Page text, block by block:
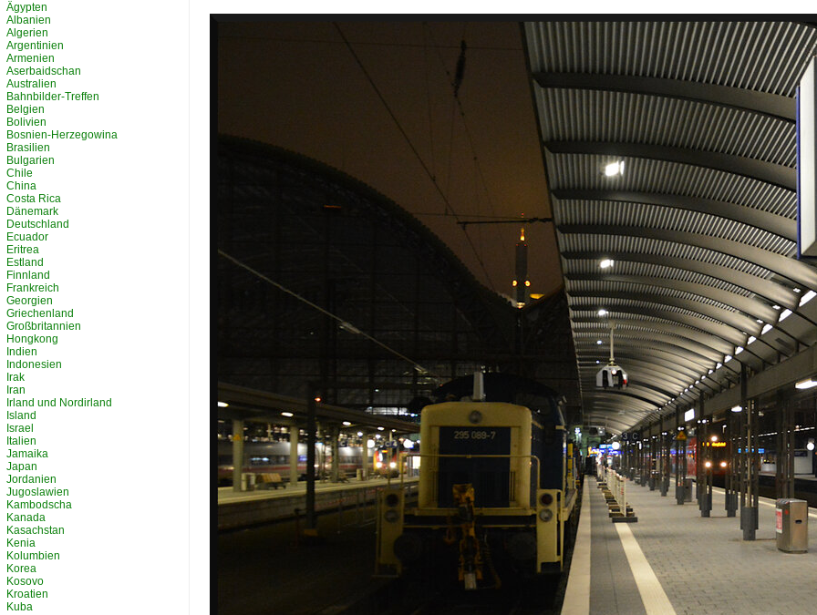
Ägypten
Albanien
Algerien
Argentinien
Armenien
Aserbaidschan
Australien
Bahnbilder-Treffen
Belgien
Bolivien
Bosnien-Herzegowina
Brasilien
Bulgarien
Chile
China
Costa Rica
Dänemark
Deutschland
Ecuador
Eritrea
Estland
Finnland
Frankreich
Georgien
Griechenland
Großbritannien
Hongkong
Indien
Indonesien
Irak
Iran
Irland und Nordirland
Island
Israel
Italien
Jamaika
Japan
Jordanien
Jugoslawien
Kambodscha
Kanada
Kasachstan
Kenia
Kolumbien
Korea
Kosovo
Kroatien
Kuba